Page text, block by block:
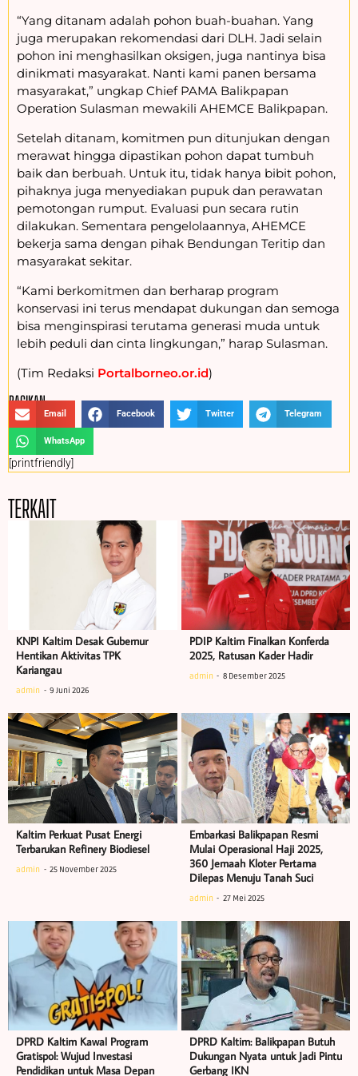
“Yang ditanam adalah pohon buah-buahan. Yang
juga merupakan rekomendasi dari DLH. Jadi selain
pohon ini menghasilkan oksigen, juga nantinya bisa
dinikmati masyarakat. Nanti kami panen bersama
masyarakat,” ungkap Chief PAMA Balikpapan
Operation Sulasman mewakili AHEMCE Balikpapan.
Setelah ditanam, komitmen pun ditunjukan dengan
merawat hingga dipastikan pohon dapat tumbuh
baik dan berbuah. Untuk itu, tidak hanya bibit pohon,
pihaknya juga menyediakan pupuk dan perawatan
pemotongan rumput. Evaluasi pun secara rutin
dilakukan. Sementara pengelolaannya, AHEMCE
bekerja sama dengan pihak Bendungan Teritip dan
masyarakat sekitar.
“Kami berkomitmen dan berharap program
konservasi ini terus mendapat dukungan dan semoga
bisa menginspirasi terutama generasi muda untuk
lebih peduli dan cinta lingkungan,” harap Sulasman.
(Tim Redaksi Portalborneo.or.id)
BAGIKAN :
Email Facebook Twitter Telegram
WhatsApp
[printfriendly]
TERKAIT
KNPI Kaltim Desak Gubernur
Hentikan Aktivitas TPK
Kariangau
admin 9 Juni 2026
PDIP Kaltim Finalkan Konferda
2025, Ratusan Kader Hadir
admin 8 Desember 2025
Kaltim Perkuat Pusat Energi
Terbarukan Refinery Biodiesel
admin 25 November 2025
Embarkasi Balikpapan Resmi
Mulai Operasional Haji 2025,
360 Jemaah Kloter Pertama
Dilepas Menuju Tanah Suci
admin 27 Mei 2025
DPRD Kaltim Kawal Program
Gratispol: Wujud Investasi
Pendidikan untuk Masa Depan
DPRD Kaltim: Balikpapan Butuh
Dukungan Nyata untuk Jadi Pintu
Gerbang IKN